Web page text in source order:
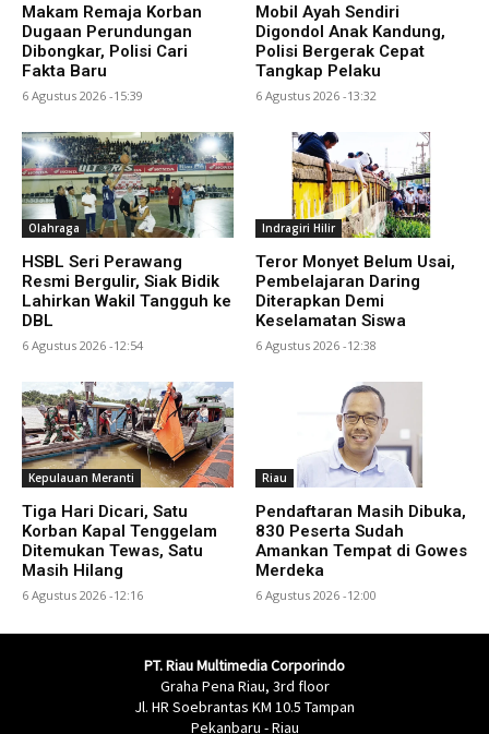
Makam Remaja Korban
Dugaan Perundungan
Dibongkar, Polisi Cari
Fakta Baru
6 Agustus 2026 -15:39
Mobil Ayah Sendiri
Digondol Anak Kandung,
Polisi Bergerak Cepat
Tangkap Pelaku
6 Agustus 2026 -13:32
Olahraga
HSBL Seri Perawang
Resmi Bergulir, Siak Bidik
Lahirkan Wakil Tangguh ke
DBL
6 Agustus 2026 -12:54
Indragiri Hilir
Teror Monyet Belum Usai,
Pembelajaran Daring
Diterapkan Demi
Keselamatan Siswa
6 Agustus 2026 -12:38
Kepulauan Meranti
Tiga Hari Dicari, Satu
Korban Kapal Tenggelam
Ditemukan Tewas, Satu
Masih Hilang
6 Agustus 2026 -12:16
Riau
Pendaftaran Masih Dibuka,
830 Peserta Sudah
Amankan Tempat di Gowes
Merdeka
6 Agustus 2026 -12:00
PT. Riau Multimedia Corporindo
Graha Pena Riau, 3rd floor
Jl. HR Soebrantas KM 10.5 Tampan
Pekanbaru - Riau